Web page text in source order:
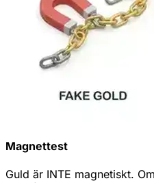
Magnettest
Guld är INTE magnetiskt.